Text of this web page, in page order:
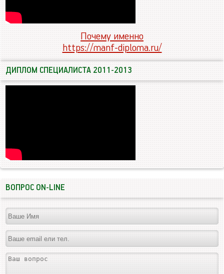
Почему именно
https://manf-diploma.ru/
ДИПЛОМ СПЕЦИАЛИСТА 2011-2013
ВОПРОС ON-LINE